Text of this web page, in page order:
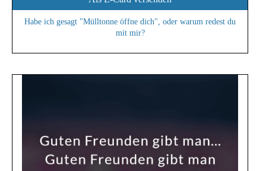
Habe ich gesagt "Mülltonne öffne dich", oder warum redest du
mit mir?